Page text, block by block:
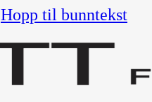
Hopp til bunntekst